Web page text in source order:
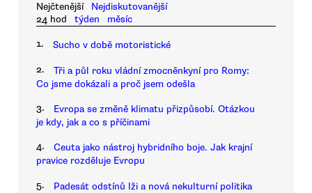
Nejčtenější
Nejdiskutovanější
24 hod
týden měsíc
1. Sucho v době motoristické
2.
Tři a půl roku vládní zmocněnkyní pro Romy:
Co jsme dokázali a proč jsem odešla
3.
Evropa se změně klimatu přizpůsobí. Otázkou
je kdy, jak a co s příčinami
4.
Ceuta jako nástroj hybridního boje. Jak krajní
pravice rozděluje Evropu
5. Padesát odstínů lži a nová nekulturní politika